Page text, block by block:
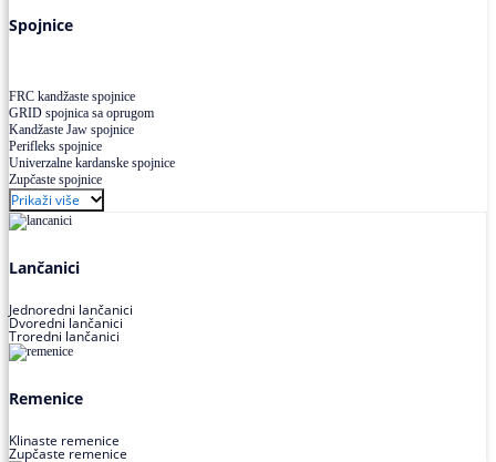
Spojnice
FRC kandžaste spojnice
GRID spojnica sa oprugom
Kandžaste Jaw spojnice
Perifleks spojnice
Univerzalne kardanske spojnice
Zupčaste spojnice
Prikaži više
Lančanici
Jednoredni lančanici
Dvoredni lančanici
Troredni lančanici
Remenice
Klinaste remenice
Zupčaste remenice